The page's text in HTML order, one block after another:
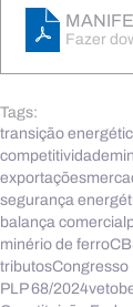
Fazer
Tags:
transição
competitividade
exportações
segurança
balança comercial
minério de ferro
tributosCongresso
PLP 68/2024veto